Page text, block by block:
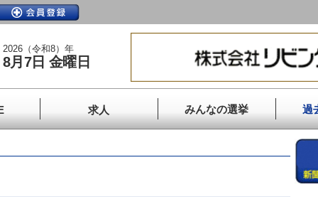
2026（令和8）年
8月7日 金曜日
求人 みんなの選挙 過